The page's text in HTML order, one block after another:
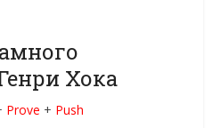
Хока
Prove + Push